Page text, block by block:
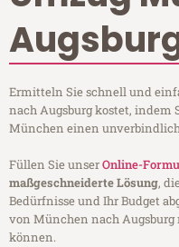
Ermitteln Sie schnell und
nach Augsburg kostet, indem
München einen
Füllen Sie unserOnline-
maßgeschneiderte Lösung,
Bedürfnisse und Ihr Budget
von München nach
können.